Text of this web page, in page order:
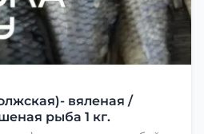
вяленая /
рыба 1 кг.